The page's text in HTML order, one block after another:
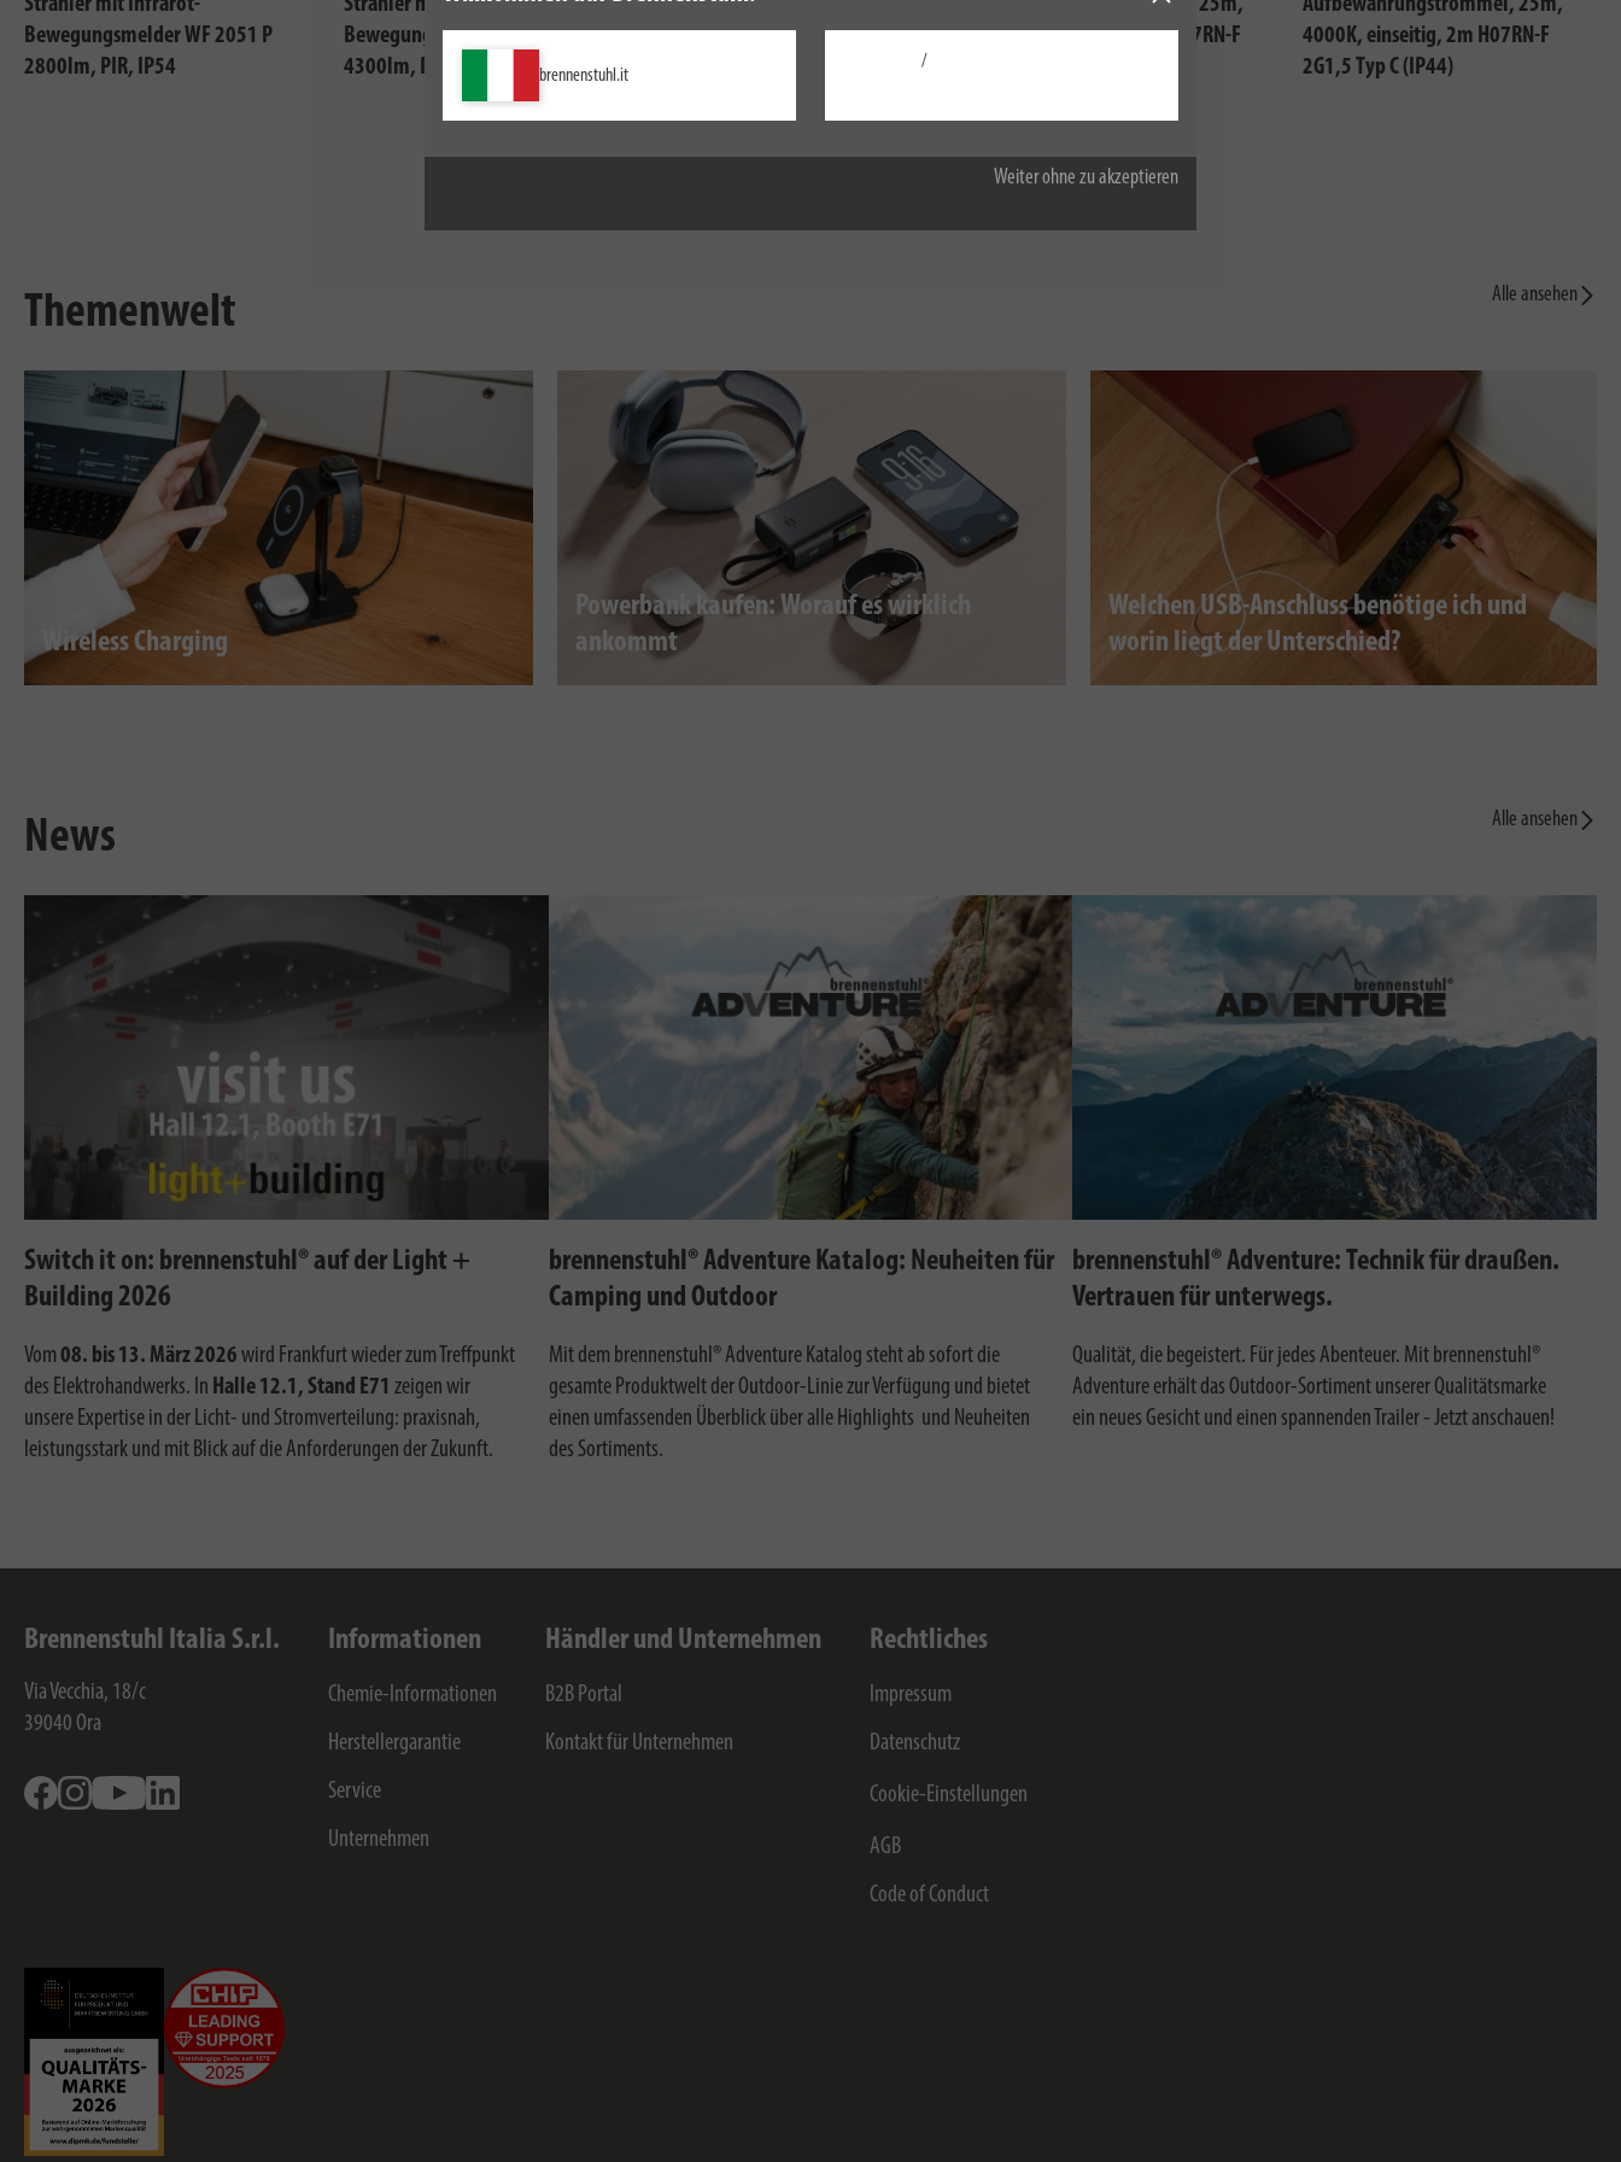
Weiter ohne zu akzeptieren
brennenstuhl.it
/
Strahler mit Infrarot-
Bewegungsmelder WF 2051 P
2800lm, PIR, IP54
Strahler mit Infrarot-
Bewegungsmelder WFD 3051 P
4300lm, PIR, IP54
Taschenlampe TL 801 AFS, IP44,
800lm
Aufbewahrungstrommel, 25m,
4000K, beidseitig, 2m H07RN-F
Aufbewahrungstrommel, 25m,
4000K, einseitig, 2m H07RN-F
2G1,5 Typ C (IP44)
Themenwelt Alle ansehen
Wireless Charging
Powerbank kaufen: Worauf es wirklich
ankommt
Welchen USB-Anschluss benötige ich und
worin liegt der Unterschied?
News Alle ansehen
Switch it on: brennenstuhl® auf der Light +
Building 2026
Vom 08. bis 13. März 2026 wird Frankfurt wieder zum Treffpunkt
des Elektrohandwerks. In Halle 12.1, Stand E71 zeigen wir
unsere Expertise in der Licht- und Stromverteilung: praxisnah,
leistungsstark und mit Blick auf die Anforderungen der Zukunft.
brennenstuhl® Adventure Katalog: Neuheiten für
Camping und Outdoor
Mit dem brennenstuhl® Adventure Katalog steht ab sofort die
gesamte Produktwelt der Outdoor-Linie zur Verfügung und bietet
einen umfassenden Überblick über alle Highlights und Neuheiten
des Sortiments.
brennenstuhl® Adventure: Technik für draußen.
Vertrauen für unterwegs.
Qualität, die begeistert. Für jedes Abenteuer. Mit brennenstuhl®
Adventure erhält das Outdoor-Sortiment unserer Qualitätsmarke
ein neues Gesicht und einen spannenden Trailer - Jetzt anschauen!
Brennenstuhl Italia S.r.l.
Via Vecchia, 18/c
39040 Ora
FacebookInstagramYoutube
Informationen
Chemie-Informationen
Herstellergarantie
Service
Unternehmen
Händler und Unternehmen
B2B Portal
Kontakt für Unternehmen
Rechtliches
Impressum
Datenschutz
Cookie-Einstellungen
AGB
Code of Conduct